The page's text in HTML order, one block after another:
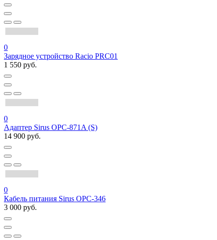
0
Зарядное устройство Racio PRC01
1 550 руб.
0
Адаптер Sirus OPC-871A (S)
14 900 руб.
0
Кабель питания Sirus OPC-346
3 000 руб.